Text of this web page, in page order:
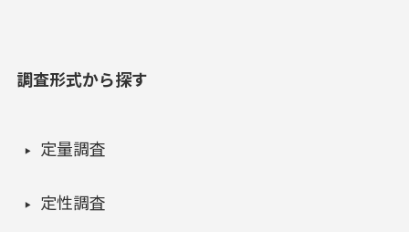
調査形式から探す
定量調査
定性調査